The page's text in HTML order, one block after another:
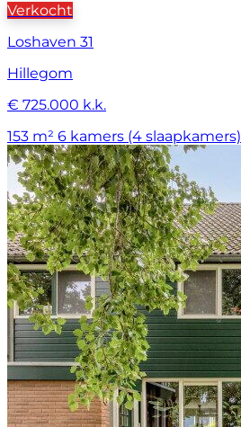
Verkocht
Loshaven 31
Hillegom
€ 725.000 k.k.
153 m² 6 kamers (4 slaapkamers)